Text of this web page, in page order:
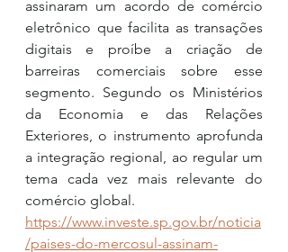
assinaram um acordo de comércio
eletrônico que facilita as transações
digitais e proíbe a criação de
barreiras comerciais sobre esse
segmento. Segundo os Ministérios
da Economia e das Relações
Exteriores, o instrumento aprofunda
a integração regional, ao regular um
tema cada vez mais relevante do
comércio global.
https://www.investe.sp.gov.br/noticia
/paises-do-mercosul-assinam-